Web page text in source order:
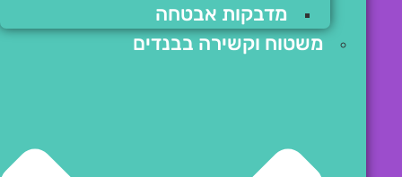
מדבקות אבטחה
משטוח וקשירה בבנדים